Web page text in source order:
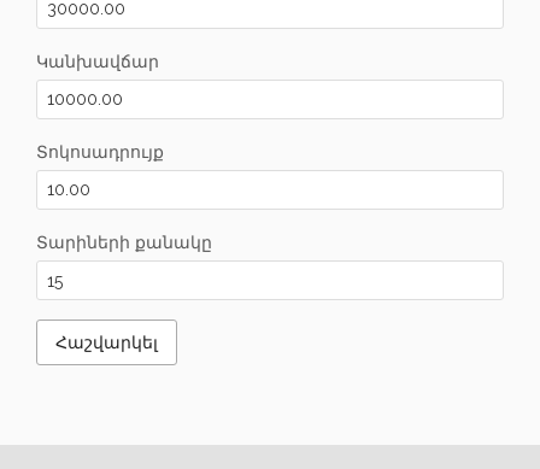
Կանխավճար
Տոկոսադրույք
Տարիների քանակը